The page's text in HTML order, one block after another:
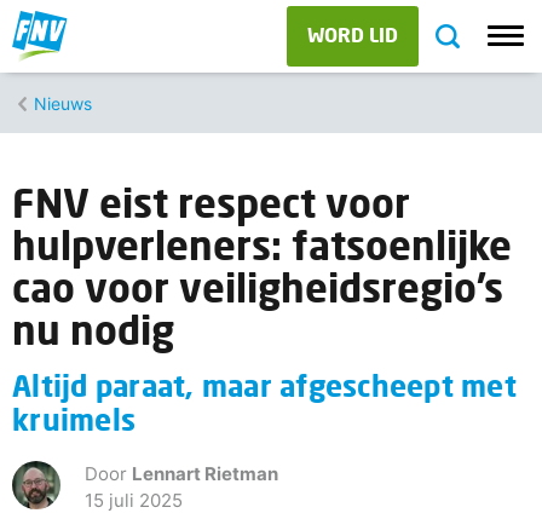
WORD LID
Nieuws
FNV eist respect voor
hulpverleners: fatsoenlijke
cao voor veiligheidsregio’s
nu nodig
Altijd paraat, maar afgescheept met
kruimels
Door Lennart Rietman
15 juli 2025